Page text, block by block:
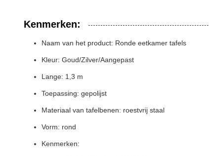
Kenmerken:
Naam van het product: Ronde eetkamer tafels
Kleur: Goud/Zilver/Aangepast
Lange: 1,3 m
Toepassing: gepolijst
Materiaal van tafelbenen: roestvrij staal
Vorm: rond
Kenmerken: